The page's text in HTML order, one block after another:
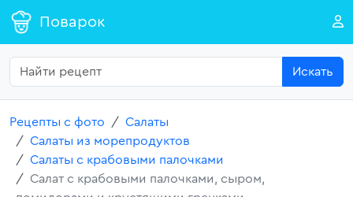
Поварок
Искать
Рецепты с фото
Салаты
Салаты из морепродуктов
Салаты с крабовыми палочками
Салат с крабовыми палочками, сыром,